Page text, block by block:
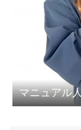
マニュアル